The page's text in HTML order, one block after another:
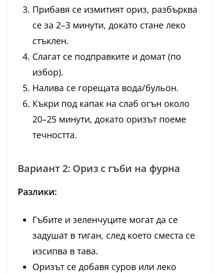
Прибавя се измитият ориз, разбърква
се за 2–3 минути, докато стане леко
стъклен.
Слагат се подправките и домат (по
избор).
Налива се горещата вода/бульон.
Къкри под капак на слаб огън около
20–25 минути, докато оризът поеме
течността.
Вариант 2: Ориз с гъби на фурна
Разлики:
Гъбите и зеленчуците могат да се
задушат в тиган, след което сместа се
изсипва в тава.
Оризът се добавя суров или леко